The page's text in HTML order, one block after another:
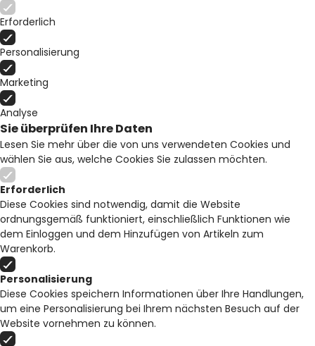
Erforderlich
Personalisierung
Marketing
Analyse
Sie überprüfen Ihre Daten
Lesen Sie mehr über die von uns verwendeten Cookies und
wählen Sie aus, welche Cookies Sie zulassen möchten.
Erforderlich
Diese Cookies sind notwendig, damit die Website
ordnungsgemäß funktioniert, einschließlich Funktionen wie
dem Einloggen und dem Hinzufügen von Artikeln zum
Warenkorb.
Personalisierung
Diese Cookies speichern Informationen über Ihre Handlungen,
um eine Personalisierung bei Ihrem nächsten Besuch auf der
Website vornehmen zu können.